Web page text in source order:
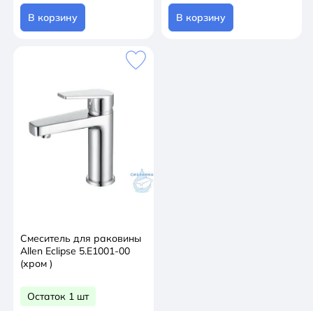
В корзину В корзину
Смеситель для раковины
Allen Eclipse 5.E1001-00
(хром )
Остаток 1 шт